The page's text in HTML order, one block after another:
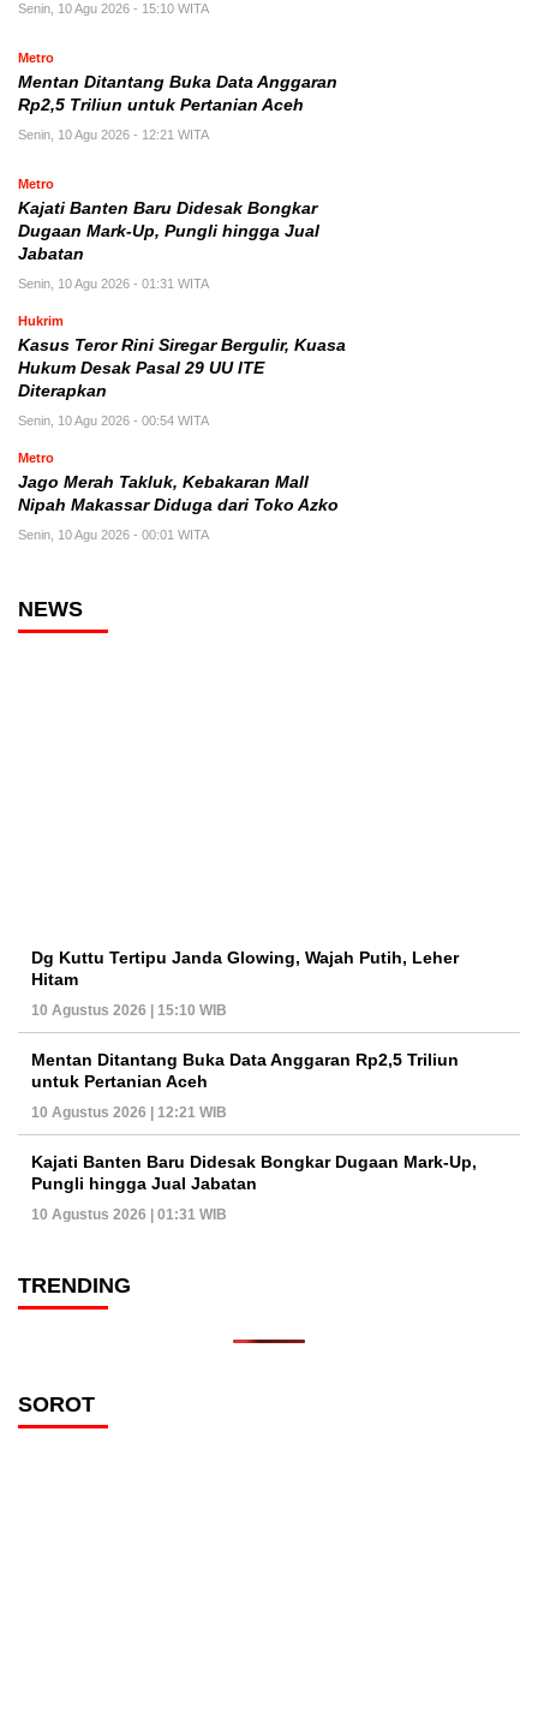
Senin, 10 Agu 2026 - 15:10 WITA
Metro
Mentan Ditantang Buka Data Anggaran
Rp2,5 Triliun untuk Pertanian Aceh
Senin, 10 Agu 2026 - 12:21 WITA
Metro
Kajati Banten Baru Didesak Bongkar
Dugaan Mark-Up, Pungli hingga Jual
Jabatan
Senin, 10 Agu 2026 - 01:31 WITA
Hukrim
Kasus Teror Rini Siregar Bergulir, Kuasa
Hukum Desak Pasal 29 UU ITE
Diterapkan
Senin, 10 Agu 2026 - 00:54 WITA
Metro
Jago Merah Takluk, Kebakaran Mall
Nipah Makassar Diduga dari Toko Azko
Senin, 10 Agu 2026 - 00:01 WITA
NEWS
Dg Kuttu Tertipu Janda Glowing, Wajah Putih, Leher
Hitam
10 Agustus 2026 | 15:10 WIB
Mentan Ditantang Buka Data Anggaran Rp2,5 Triliun
untuk Pertanian Aceh
10 Agustus 2026 | 12:21 WIB
Kajati Banten Baru Didesak Bongkar Dugaan Mark-Up,
Pungli hingga Jual Jabatan
10 Agustus 2026 | 01:31 WIB
TRENDING
SOROT